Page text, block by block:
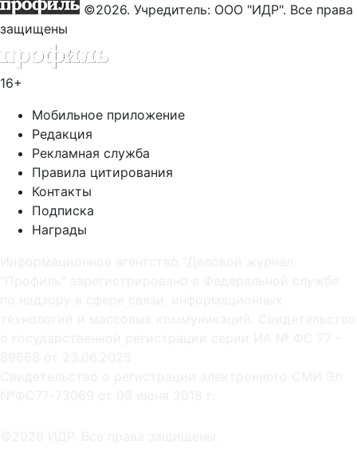
©2026. Учредитель: ООО "ИДР". Все права
защищены
16+
Мобильное приложение
Редакция
Рекламная служба
Правила цитирования
Контакты
Подписка
Награды